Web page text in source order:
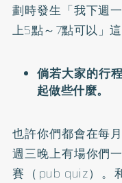
劃時發生「我下週
上5點～7點可以」
倘若大家的行
起做些什麼。
也許你們都會在每
週三晚上有場你們
賽（pub quiz）。